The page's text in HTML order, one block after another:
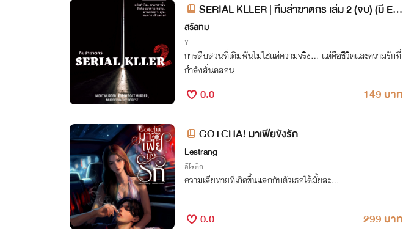
SERIAL KLLER | ทีมล่าฆาตกร เล่ม 2 (จบ) (มี E-
book)
สรัลทม
Y
การสืบสวนที่เดิมพันไม่ใช่แค่ความจริง... แต่คือชีวิตและความรักที่
กำลังสั่นคลอน
0.0 149 บาท
GOTCHA! มาเฟียขังรัก
Lestrang
อีโรติก
ความเสียหายที่เกิดขึ้นแลกกับตัวเธอได้มั้ยละ…
0.0 299 บาท